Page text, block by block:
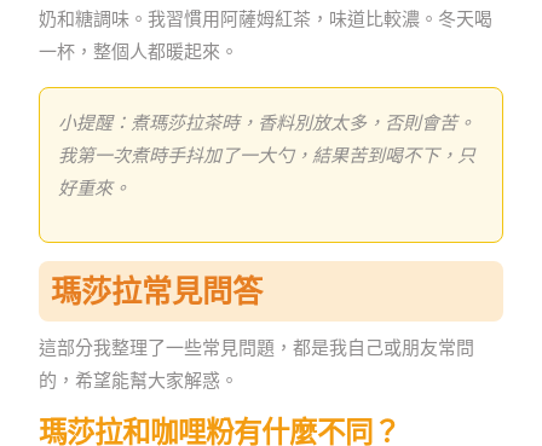
奶和糖調味。我習慣用阿薩姆紅茶，味道比較濃。冬天喝
一杯，整個人都暖起來。
小提醒：煮瑪莎拉茶時，香料別放太多，否則會苦。
我第一次煮時手抖加了一大勺，結果苦到喝不下，只
好重來。
瑪莎拉常見問答
這部分我整理了一些常見問題，都是我自己或朋友常問
的，希望能幫大家解惑。
瑪莎拉和咖哩粉有什麼不同？